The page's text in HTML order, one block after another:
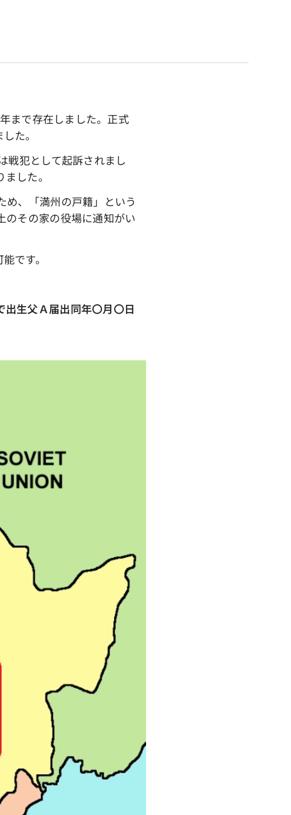
まで存在しました。正式
た。
戦犯として起訴されまし
した。
め、「満州の戸籍」という
のその家の役場に通知がい
です。
生父Ａ届出同年〇月〇日